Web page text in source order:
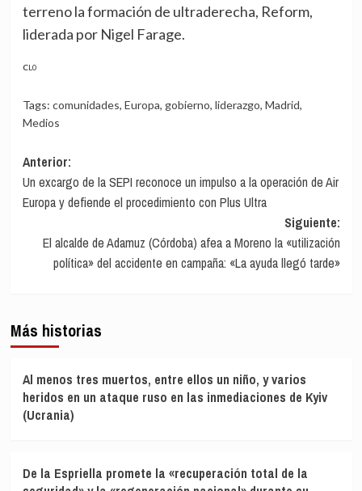
terreno la formación de ultraderecha, Reform,
liderada por Nigel Farage.
CL0
Tags: comunidades, Europa, gobierno, liderazgo, Madrid,
Medios
Navegación
de
entradas
Anterior:
Un excargo de la SEPI reconoce un impulso a la operación de Air
Europa y defiende el procedimiento con Plus Ultra
Siguiente:
El alcalde de Adamuz (Córdoba) afea a Moreno la «utilización
política» del accidente en campaña: «La ayuda llegó tarde»
Más historias
Al menos tres muertos, entre ellos un niño, y varios
heridos en un ataque ruso en las inmediaciones de Kyiv
(Ucrania)
De la Espriella promete la «recuperación total de la